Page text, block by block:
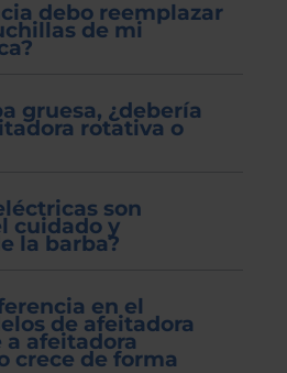
debo reemplazar
de mi
gruesa, ¿debería
rotativa o
son
cuidado y
la barba?
en el
de afeitadora
afeitadora
crece de forma